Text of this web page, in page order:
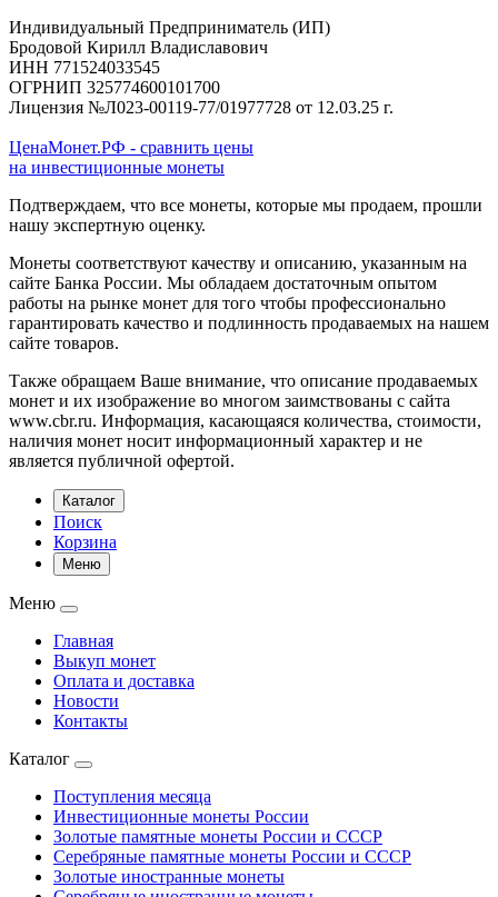
Индивидуальный Предприниматель (ИП)
Бродовой Кирилл Владиславович
ИНН 771524033545
ОГРНИП 325774600101700
Лицензия №Л023-00119-77/01977728 от 12.03.25 г.
ЦенаМонет.РФ - сравнить цены
на инвестиционные монеты
Подтверждаем, что все монеты, которые мы продаем, прошли
нашу экспертную оценку.
Монеты соответствуют качеству и описанию, указанным на
сайте Банка России. Мы обладаем достаточным опытом
работы на рынке монет для того чтобы профессионально
гарантировать качество и подлинность продаваемых на нашем
сайте товаров.
Также обращаем Ваше внимание, что описание продаваемых
монет и их изображение во многом заимствованы с сайта
www.cbr.ru. Информация, касающаяся количества, стоимости,
наличия монет носит информационный характер и не
является публичной офертой.
Каталог
Поиск
Корзина
Меню
Меню
Главная
Выкуп монет
Оплата и доставка
Новости
Контакты
Каталог
Поступления месяца
Инвестиционные монеты России
Золотые памятные монеты России и СССР
Серебряные памятные монеты России и СССР
Золотые иностранные монеты